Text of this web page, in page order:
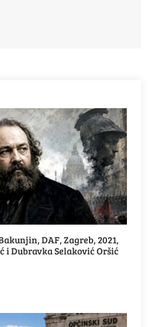
DAF, Zagreb, 2021,
i Dubravka Selaković Oršić